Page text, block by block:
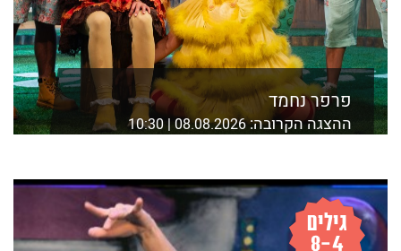
פרפר נחמד
ההצגה הקרובה:08.08.2026 | 10:30